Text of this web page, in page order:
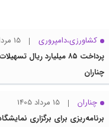
کشاورزی،دامپروری
15 مرداد 1405
پرداخت ۸۵ میلیارد ریال
چناران
چناران
15 مرداد 1405
برنامه‌ریزی برای برگزاری